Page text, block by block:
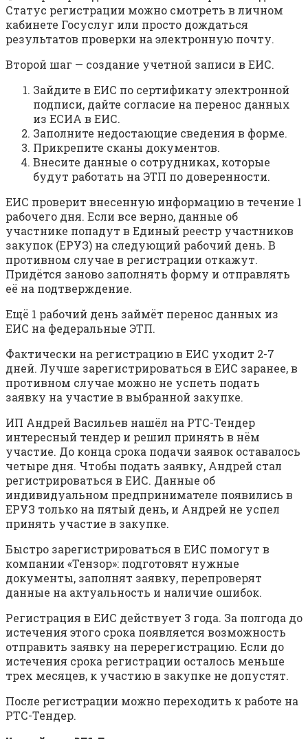
Статус регистрации можно смотреть в личном
кабинете Госуслуг или просто дождаться
результатов проверки на электронную почту.
Второй шаг — создание учетной записи в ЕИС.
Зайдите в ЕИС по сертификату электронной
подписи, дайте согласие на перенос данных
из ЕСИА в ЕИС.
Заполните недостающие сведения в форме.
Прикрепите сканы документов.
Внесите данные о сотрудниках, которые
будут работать на ЭТП по доверенности.
ЕИС проверит внесенную информацию в течение 1
рабочего дня. Если все верно, данные об
участнике попадут в Единый реестр участников
закупок (ЕРУЗ) на следующий рабочий день. В
противном случае в регистрации откажут.
Придётся заново заполнять форму и отправлять
её на подтверждение.
Ещё 1 рабочий день займёт перенос данных из
ЕИС на федеральные ЭТП.
Фактически на регистрацию в ЕИС уходит 2-7
дней. Лучше зарегистрироваться в ЕИС заранее, в
противном случае можно не успеть подать
заявку на участие в выбранной закупке.
ИП Андрей Васильев нашёл на РТС-Тендер
интересный тендер и решил принять в нём
участие. До конца срока подачи заявок оставалось
четыре дня. Чтобы подать заявку, Андрей стал
регистрироваться в ЕИС. Данные об
индивидуальном предпринимателе появились в
ЕРУЗ только на пятый день, и Андрей не успел
принять участие в закупке.
Быстро зарегистрироваться в ЕИС помогут в
компании «Тензор»: подготовят нужные
документы, заполнят заявку, перепроверят
данные на актуальность и наличие ошибок.
Регистрация в ЕИС действует 3 года. За полгода до
истечения этого срока появляется возможность
отправить заявку на перерегистрацию. Если до
истечения срока регистрации осталось меньше
трех месяцев, к участию в закупке не допустят.
После регистрации можно переходить к работе на
РТС-Тендер.